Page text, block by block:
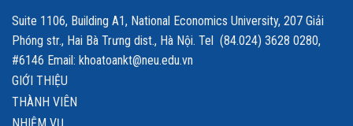
Suite 1106, Building A1, National Economics University, 207 Giải
Phóng str., Hai Bà Trưng dist., Hà Nội. Tel (84.024) 3628 0280,
#6146 Email: khoatoankt@neu.edu.vn
GIỚI THIỆU
THÀNH VIÊN
NHIỆM VỤ